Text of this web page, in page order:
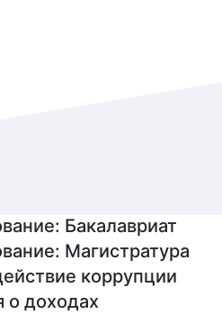
Бакалавриат
Магистратура
коррупции
о доходах